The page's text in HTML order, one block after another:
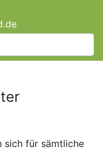
sich für sämtliche